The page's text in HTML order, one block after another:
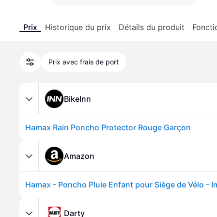
Prix Historique du prix Détails du produit
Prix avec frais de port
BikeInn
Hamax Rain Poncho Protector Rouge Garçon
Amazon
Darty